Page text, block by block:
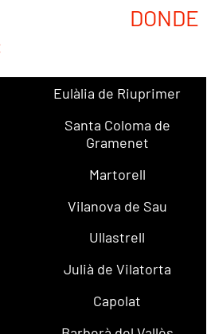
DONDE
Eulàlia de Riuprimer
Santa Coloma de
Gramenet
Martorell
Vilanova de Sau
Ullastrell
Julià de Vilatorta
Capolat